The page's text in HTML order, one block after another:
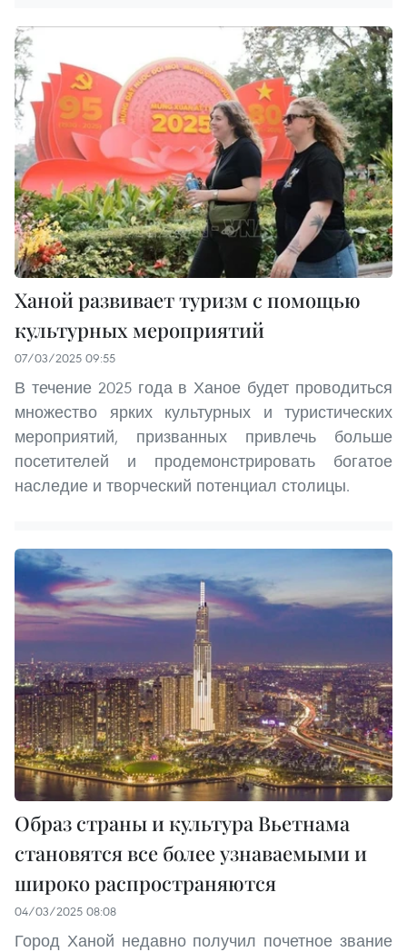
Ханой развивает туризм с помощью
культурных мероприятий
07/03/2025 09:55
В течение 2025 года в Ханое будет проводиться
множество ярких культурных и туристических
мероприятий, призванных привлечь больше
посетителей и продемонстрировать богатое
наследие и творческий потенциал столицы.
Образ страны и культура Вьетнама
становятся все более узнаваемыми и
широко распространяются
04/03/2025 08:08
Город Ханой недавно получил почетное звание